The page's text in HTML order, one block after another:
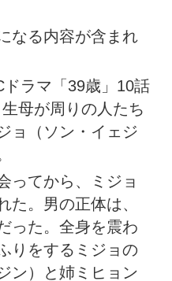
なる内容が含まれ
ラマ「39歳」10話
母が周りの人たち
ョ（ソン・イェジ
ってから、ミジョ
た。男の正体は、
った。全身を震わ
りをするミジョの
ン）と姉ミヒョン